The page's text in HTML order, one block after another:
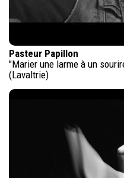
Pasteur Papillon
"Marier une larme à un
(Lavaltrie)